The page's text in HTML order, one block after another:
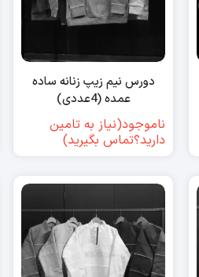
دورس نیم زیپ زنانه ساده
عمده (4عددی)
ناموجود(نیاز به تامین
دارید؟تماس بگیرید)